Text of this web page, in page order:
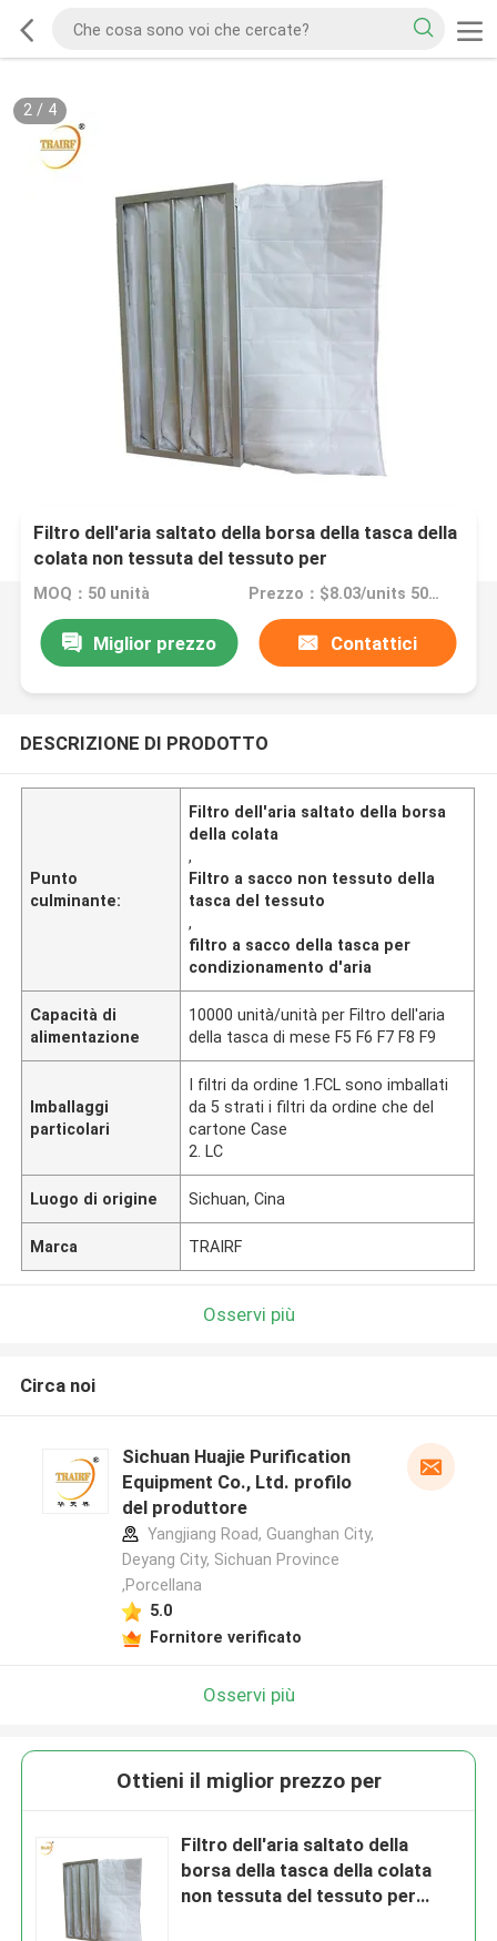
2/ 4
Filtro dell'aria saltato della borsa della tasca della
colata non tessuta del tessuto per
condizionamento d'aria
MOQ：50 unità Prezzo：$8.03/units 50-499 units
Miglior prezzo Contattici
DESCRIZIONE DI PRODOTTO
Punto
culminante:
Filtro dell'aria saltato della borsa
della colata
,
Filtro a sacco non tessuto della
tasca del tessuto
,
filtro a sacco della tasca per
condizionamento d'aria
Capacità di
alimentazione
10000 unità/unità per Filtro dell'aria
della tasca di mese F5 F6 F7 F8 F9
Imballaggi
particolari
I filtri da ordine 1.FCL sono imballati
da 5 strati i filtri da ordine che del
cartone Case
2. LC
Luogo di origine Sichuan, Cina
Marca TRAIRF
Osservi più
Circa noi
Sichuan Huajie Purification
Equipment Co., Ltd. profilo
del produttore
Yangjiang Road, Guanghan City,
Deyang City, Sichuan Province
,Porcellana
5.0
Fornitore verificato
Osservi più
Ottieni il miglior prezzo per
Filtro dell'aria saltato della
borsa della tasca della colata
non tessuta del tessuto per